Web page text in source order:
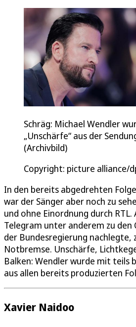
Schräg: Michael Wendler
„Unschärfe“ aus der
(Archivbild)
Copyright: picture alliance/
In den bereits abgedrehten
war der Sänger aber noch zu
und ohne Einordnung durch RTL.
Telegram unter anderem zu den
der Bundesregierung nachlegte,
Notbremse. Unschärfe,
Balken: Wendler wurde mit teils
aus allen bereits produzierten
Xavier Naidoo